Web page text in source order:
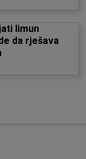
limun
da rješava